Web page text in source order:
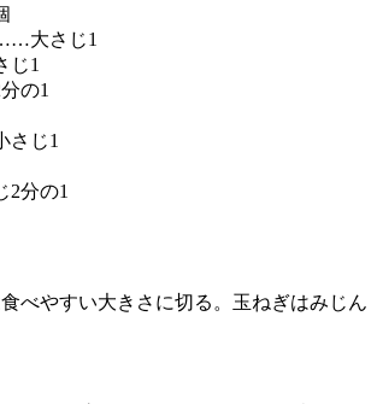
大さじ1
じ1
の1
じ1
分の1
食べやすい大きさに切る。玉ねぎはみじん